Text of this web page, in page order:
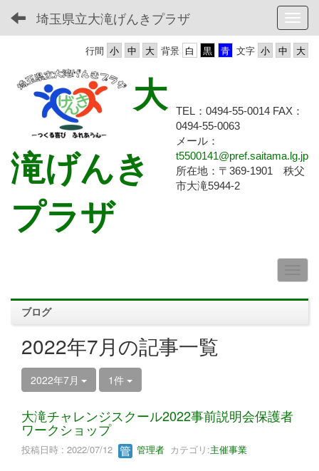
埼玉県立大滝げんきプラザ
文字
背景
行間
大
滝げんき
プラザ
TEL：0494-55-0014 FAX：
0494-55-0063
メール：
t5500141@pref.saitama.lg.jp
所在地：〒369-1901 秩父
市大滝5944-2
ブログ
2022年7月の記事一覧
2022年7月 1件
大滝チャレンジスクール2022事前説明会保護者
ワークショップ
投稿日時 : 2022/07/12 管理者 カテゴリ:主催事業